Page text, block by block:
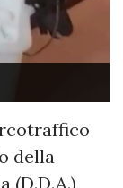
della
(D.D.A.)